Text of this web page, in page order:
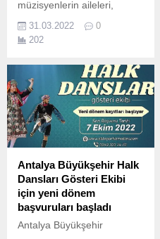
müzisyenlerin aileleri,
Kemer Belediye Başkanı
Necati Topaloğlu'na nezaket
ziyaretinde bulundu.
31.03.2022
0
202
Antalya Büyükşehir Halk
Dansları Gösteri Ekibi
için yeni dönem
başvuruları başladı
Antalya Büyükşehir